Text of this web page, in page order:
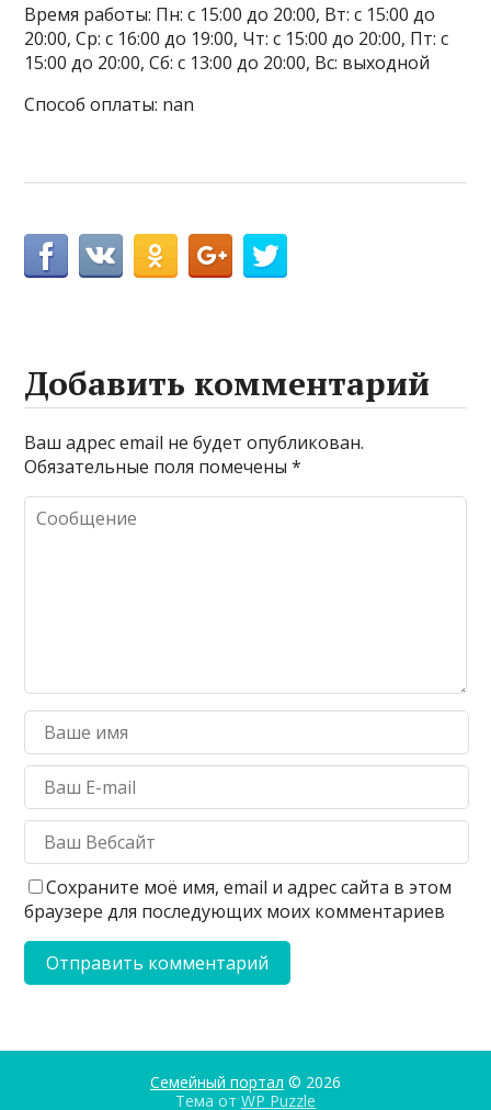
Время работы: Пн: с 15:00 до 20:00, Вт: с 15:00 до
20:00, Ср: с 16:00 до 19:00, Чт: с 15:00 до 20:00, Пт: с
15:00 до 20:00, Сб: с 13:00 до 20:00, Вс: выходной
Способ оплаты: nan
Добавить комментарий
Ваш адрес email не будет опубликован.
Обязательные поля помечены*
Сохраните моё имя, email и адрес сайта в этом
браузере для последующих моих комментариев
Семейный портал © 2026
Тема от WP Puzzle